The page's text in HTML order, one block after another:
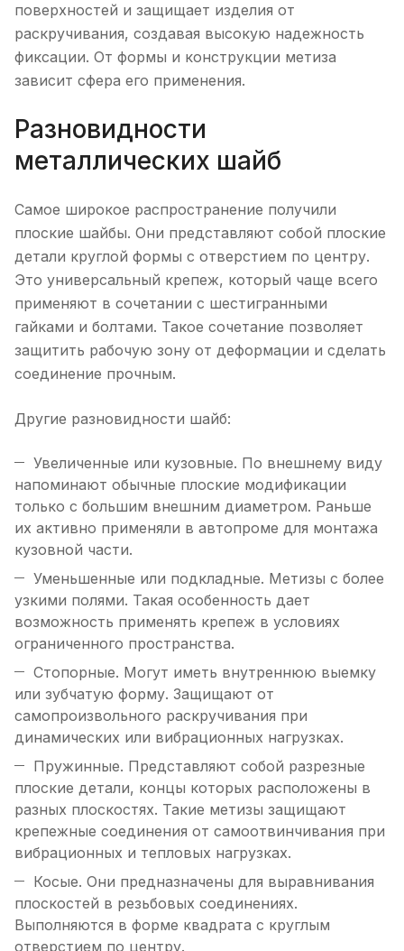
поверхностей и защищает изделия от
раскручивания, создавая высокую надежность
фиксации. От формы и конструкции метиза
зависит сфера его применения.
Разновидности
металлических шайб
Самое широкое распространение получили
плоские шайбы. Они представляют собой плоские
детали круглой формы с отверстием по центру.
Это универсальный крепеж, который чаще всего
применяют в сочетании с шестигранными
гайками и болтами. Такое сочетание позволяет
защитить рабочую зону от деформации и сделать
соединение прочным.
Другие разновидности шайб:
Увеличенные или кузовные. По внешнему виду
напоминают обычные плоские модификации
только с большим внешним диаметром. Раньше
их активно применяли в автопроме для монтажа
кузовной части.
Уменьшенные или подкладные. Метизы с более
узкими полями. Такая особенность дает
возможность применять крепеж в условиях
ограниченного пространства.
Стопорные. Могут иметь внутреннюю выемку
или зубчатую форму. Защищают от
самопроизвольного раскручивания при
динамических или вибрационных нагрузках.
Пружинные. Представляют собой разрезные
плоские детали, концы которых расположены в
разных плоскостях. Такие метизы защищают
крепежные соединения от самоотвинчивания при
вибрационных и тепловых нагрузках.
Косые. Они предназначены для выравнивания
плоскостей в резьбовых соединениях.
Выполняются в форме квадрата с круглым
отверстием по центру.